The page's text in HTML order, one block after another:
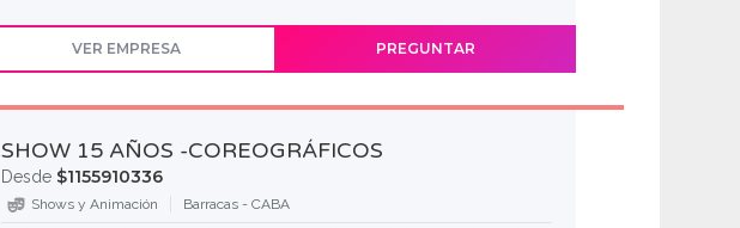
VER EMPRESA PREGUNTAR
SHOW 15 AÑOS -COREOGRÁFICOS
Desde $1155910336
Shows y Animación
Barracas - CABA